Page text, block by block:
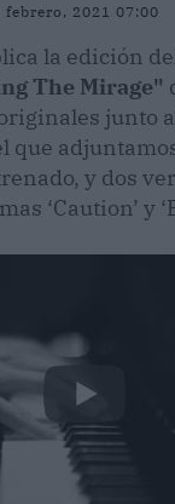
febrero, 2021 07:00
la edición
The Mirage"
junto
que
y dos
‘Caution’ y